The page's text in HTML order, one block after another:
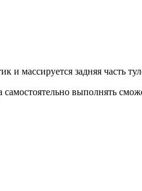
и массируется задняя часть
самостоятельно выполнять